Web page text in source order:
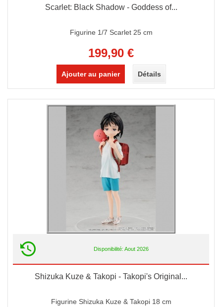
Scarlet: Black Shadow - Goddess of...
Figurine 1/7 Scarlet 25 cm
199,90 €
Ajouter au panier Détails
Disponibilité: Aout 2026
Shizuka Kuze & Takopi - Takopi's Original...
Figurine Shizuka Kuze & Takopi 18 cm